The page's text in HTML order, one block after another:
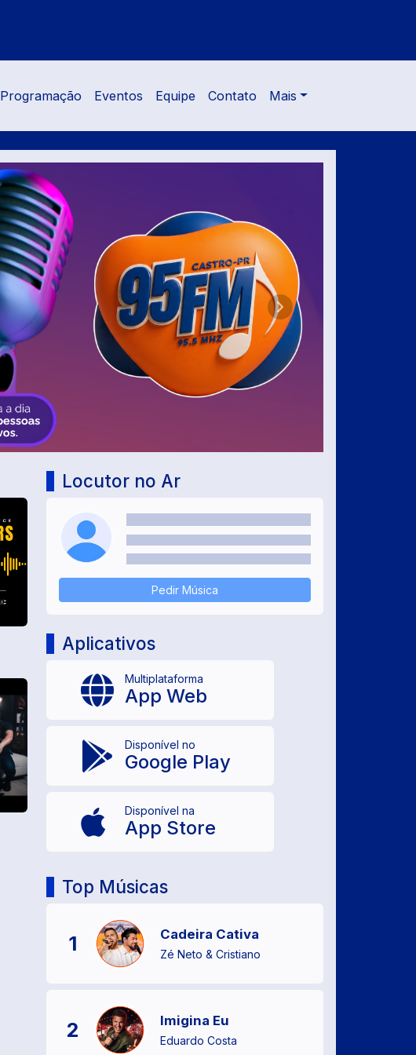
Programação Eventos Equipe Contato Mais
Próximo
Locutor no Ar
Pedir Música
Aplicativos
Multiplataforma
App Web
Disponível no
Google Play
Disponível na
App Store
Top Músicas
1 Cadeira Cativa
Zé Neto & Cristiano
2 Imigina Eu
Eduardo Costa